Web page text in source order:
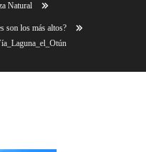
Natural
son los más altos?